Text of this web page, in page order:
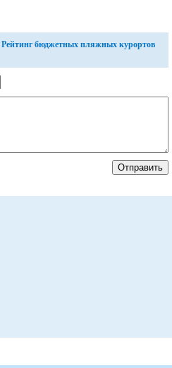
Рейтинг бюджетных пляжных курортов